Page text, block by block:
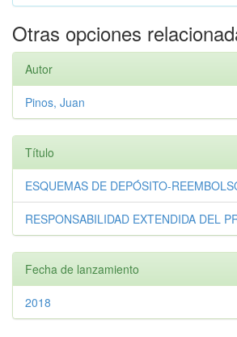
Otras opciones
Autor
Pinos, Juan
Título
ESQUEMAS DE DEPÓSITO-
RESPONSABILIDAD EXTENDIDA DEL
Fecha de lanzamiento
2018